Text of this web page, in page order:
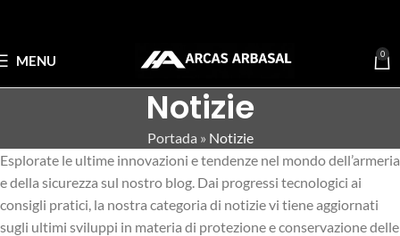
MENU 0
Notizie
Portada » Notizie
Esplorate le ultime innovazioni e tendenze nel mondo dell’armeria
e della sicurezza sul nostro blog. Dai progressi tecnologici ai
consigli pratici, la nostra categoria di notizie vi tiene aggiornati
sugli ultimi sviluppi in materia di protezione e conservazione delle